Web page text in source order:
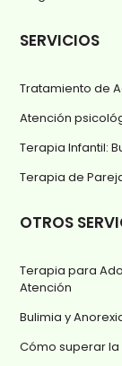
SERVICIOS
Tratamiento de
Atención
Terapia Infantil:
Terapia de
OTROS
Terapia para
Atención
Bulimia y
Cómo superar